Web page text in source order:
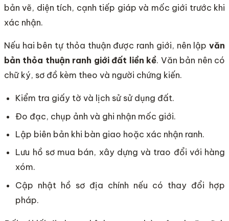
bản vẽ, diện tích, cạnh tiếp giáp và mốc giới trước khi
xác nhận.
Nếu hai bên tự thỏa thuận được ranh giới, nên lập văn
bản thỏa thuận ranh giới đất liền kề. Văn bản nên có
chữ ký, sơ đồ kèm theo và người chứng kiến.
Kiểm tra giấy tờ và lịch sử sử dụng đất.
Đo đạc, chụp ảnh và ghi nhận mốc giới.
Lập biên bản khi bàn giao hoặc xác nhận ranh.
Lưu hồ sơ mua bán, xây dựng và trao đổi với hàng
xóm.
Cập nhật hồ sơ địa chính nếu có thay đổi hợp
pháp.